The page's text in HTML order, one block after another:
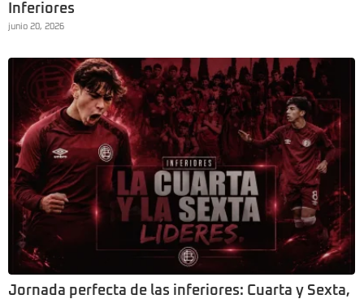
Inferiores
junio 20, 2026
Jornada perfecta de las inferiores: Cuarta y Sexta,